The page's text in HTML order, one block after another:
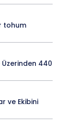
tohum
440
ve Ekibini